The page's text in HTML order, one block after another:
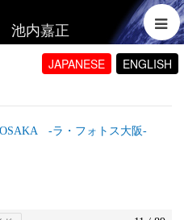
池内嘉正
JAPANESE ENGLISH
-ラ・フォトス大阪‐